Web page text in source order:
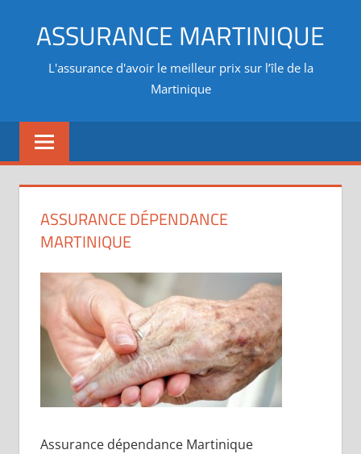
ASSURANCE MARTINIQUE
L'assurance d'avoir le meilleur prix sur l’île de la
Martinique
ASSURANCE DÉPENDANCE
MARTINIQUE
Assurance dépendance Martinique